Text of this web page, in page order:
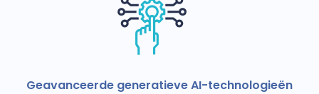
Geavanceerde generatieve AI-technologieën